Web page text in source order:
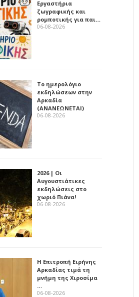
Εργαστήρια
ζωγραφικής και
ρομποτικής για παι…
06-08-2026
Το ημερολόγιο
εκδηλώσεων στην
Αρκαδία
(ΑΝΑΝΕΩΝΕΤΑΙ)
06-08-2026
2026 | Οι
Αυγουστιάτικες
εκδηλώσεις στο
χωριό Πιάνα!
06-08-2026
Η Επιτροπή Ειρήνης
Αρκαδίας τιμά τη
μνήμη της Χιροσίμα
…
06-08-2026